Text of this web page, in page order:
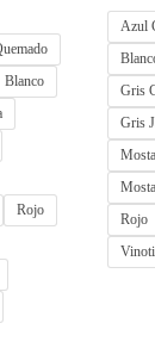
Blanco
Rojo
Azul
Gris
Gris
Rojo